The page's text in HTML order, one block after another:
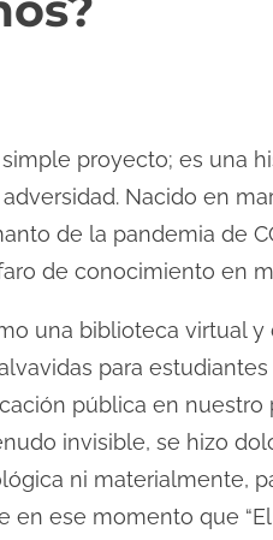
proyecto; es una
Nacido en
de la pandemia de
de conocimiento en
una biblioteca virtual
para
pública en
invisible, se hizo
ni materialmente,
en ese momento que